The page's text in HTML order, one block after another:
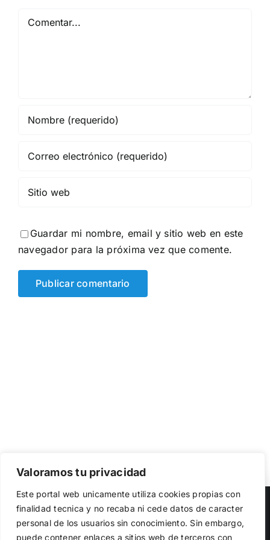
Valoramos tu privacidad
Este portal web unicamente utiliza cookies propias con
finalidad tecnica y no recaba ni cede datos de caracter
personal de los usuarios sin conocimiento. Sin embargo,
puede contener enlaces a sitios web de terceros con
Guardar mi nombre, email y sitio web en este
navegador para la próxima vez que comente.
Copyright 2023 | Democracia Nacional | All Rights Reserved
Facebook
TwitterInstagram
el funcionamiento de la web, medir su uso y mejorar
nuestros servicios. Puede aceptar todas las cookies,
rechazar las no necesarias o configurar sus preferencias.
Política de cookies